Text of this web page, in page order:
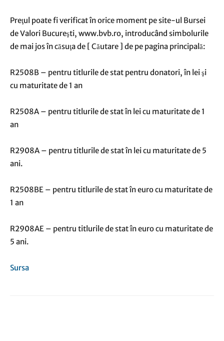
Preţul poate fi verificat în orice moment pe site-ul Bursei
de Valori Bucureşti, www.bvb.ro, introducând simbolurile
de mai jos în căsuţa de [ Căutare ] de pe pagina principală:
R2508B – pentru titlurile de stat pentru donatori, în lei şi
cu maturitate de 1 an
R2508A – pentru titlurile de stat în lei cu maturitate de 1
an
R2908A – pentru titlurile de stat în lei cu maturitate de 5
ani.
R2508BE – pentru titlurile de stat în euro cu maturitate de
1 an
R2908AE – pentru titlurile de stat în euro cu maturitate de
5 ani.
Sursa